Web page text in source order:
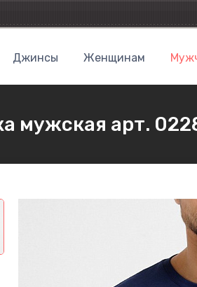
Джинсы Женщинам
мужская арт.